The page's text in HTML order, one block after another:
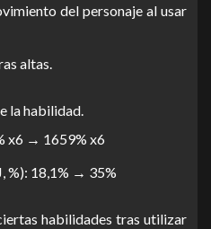
del personaje al usar
altas.
la habilidad.
x6 → 1659% x6
%): 18,1% → 35%
habilidades tras utilizar